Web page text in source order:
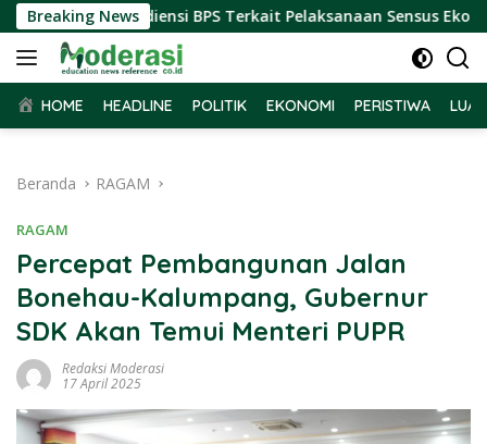
Langsung
ke
konten
Breaking News
Terima Audiensi BPS Terkait Pelaksanaan Sensus Ekonomi
HOME HEADLINE POLITIK EKONOMI PERISTIWA
Beranda RAGAM
RAGAM
Percepat Pembangunan Jalan
Bonehau-Kalumpang, Gubernur
SDK Akan Temui Menteri PUPR
Redaksi Moderasi
17 April 2025